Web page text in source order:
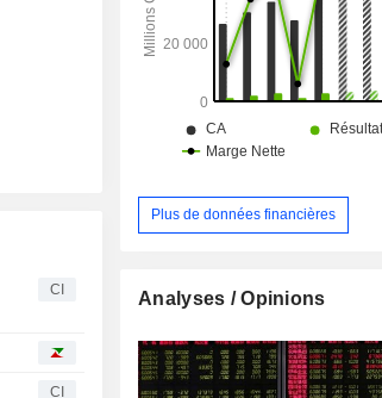
CI
CI
Plus de données financières
Analyses / Opinions